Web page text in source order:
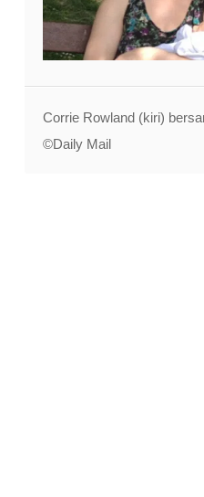
Corrie Rowland (kiri)
©Daily Mail